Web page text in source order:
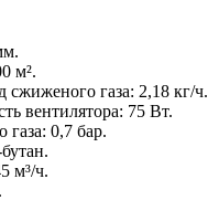
м².
газа: 2,18 кг/ч.
вентилятора: 75 Вт.
0,7 бар.
м³/ч.